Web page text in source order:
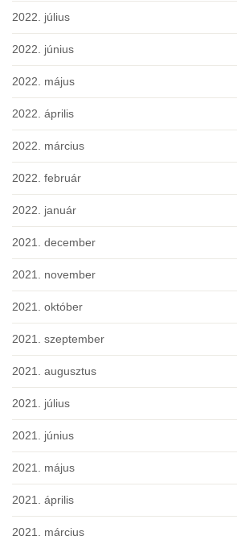
2022. július
2022. június
2022. május
2022. április
2022. március
2022. február
2022. január
2021. december
2021. november
2021. október
2021. szeptember
2021. augusztus
2021. július
2021. június
2021. május
2021. április
2021. március